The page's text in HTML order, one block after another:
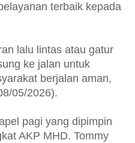
terbaik kepada
lalu lintas atau gatur
ke jalan untuk
berjalan aman,
05/2026).
pagi yang dipimpin
AKP MHD. Tommy